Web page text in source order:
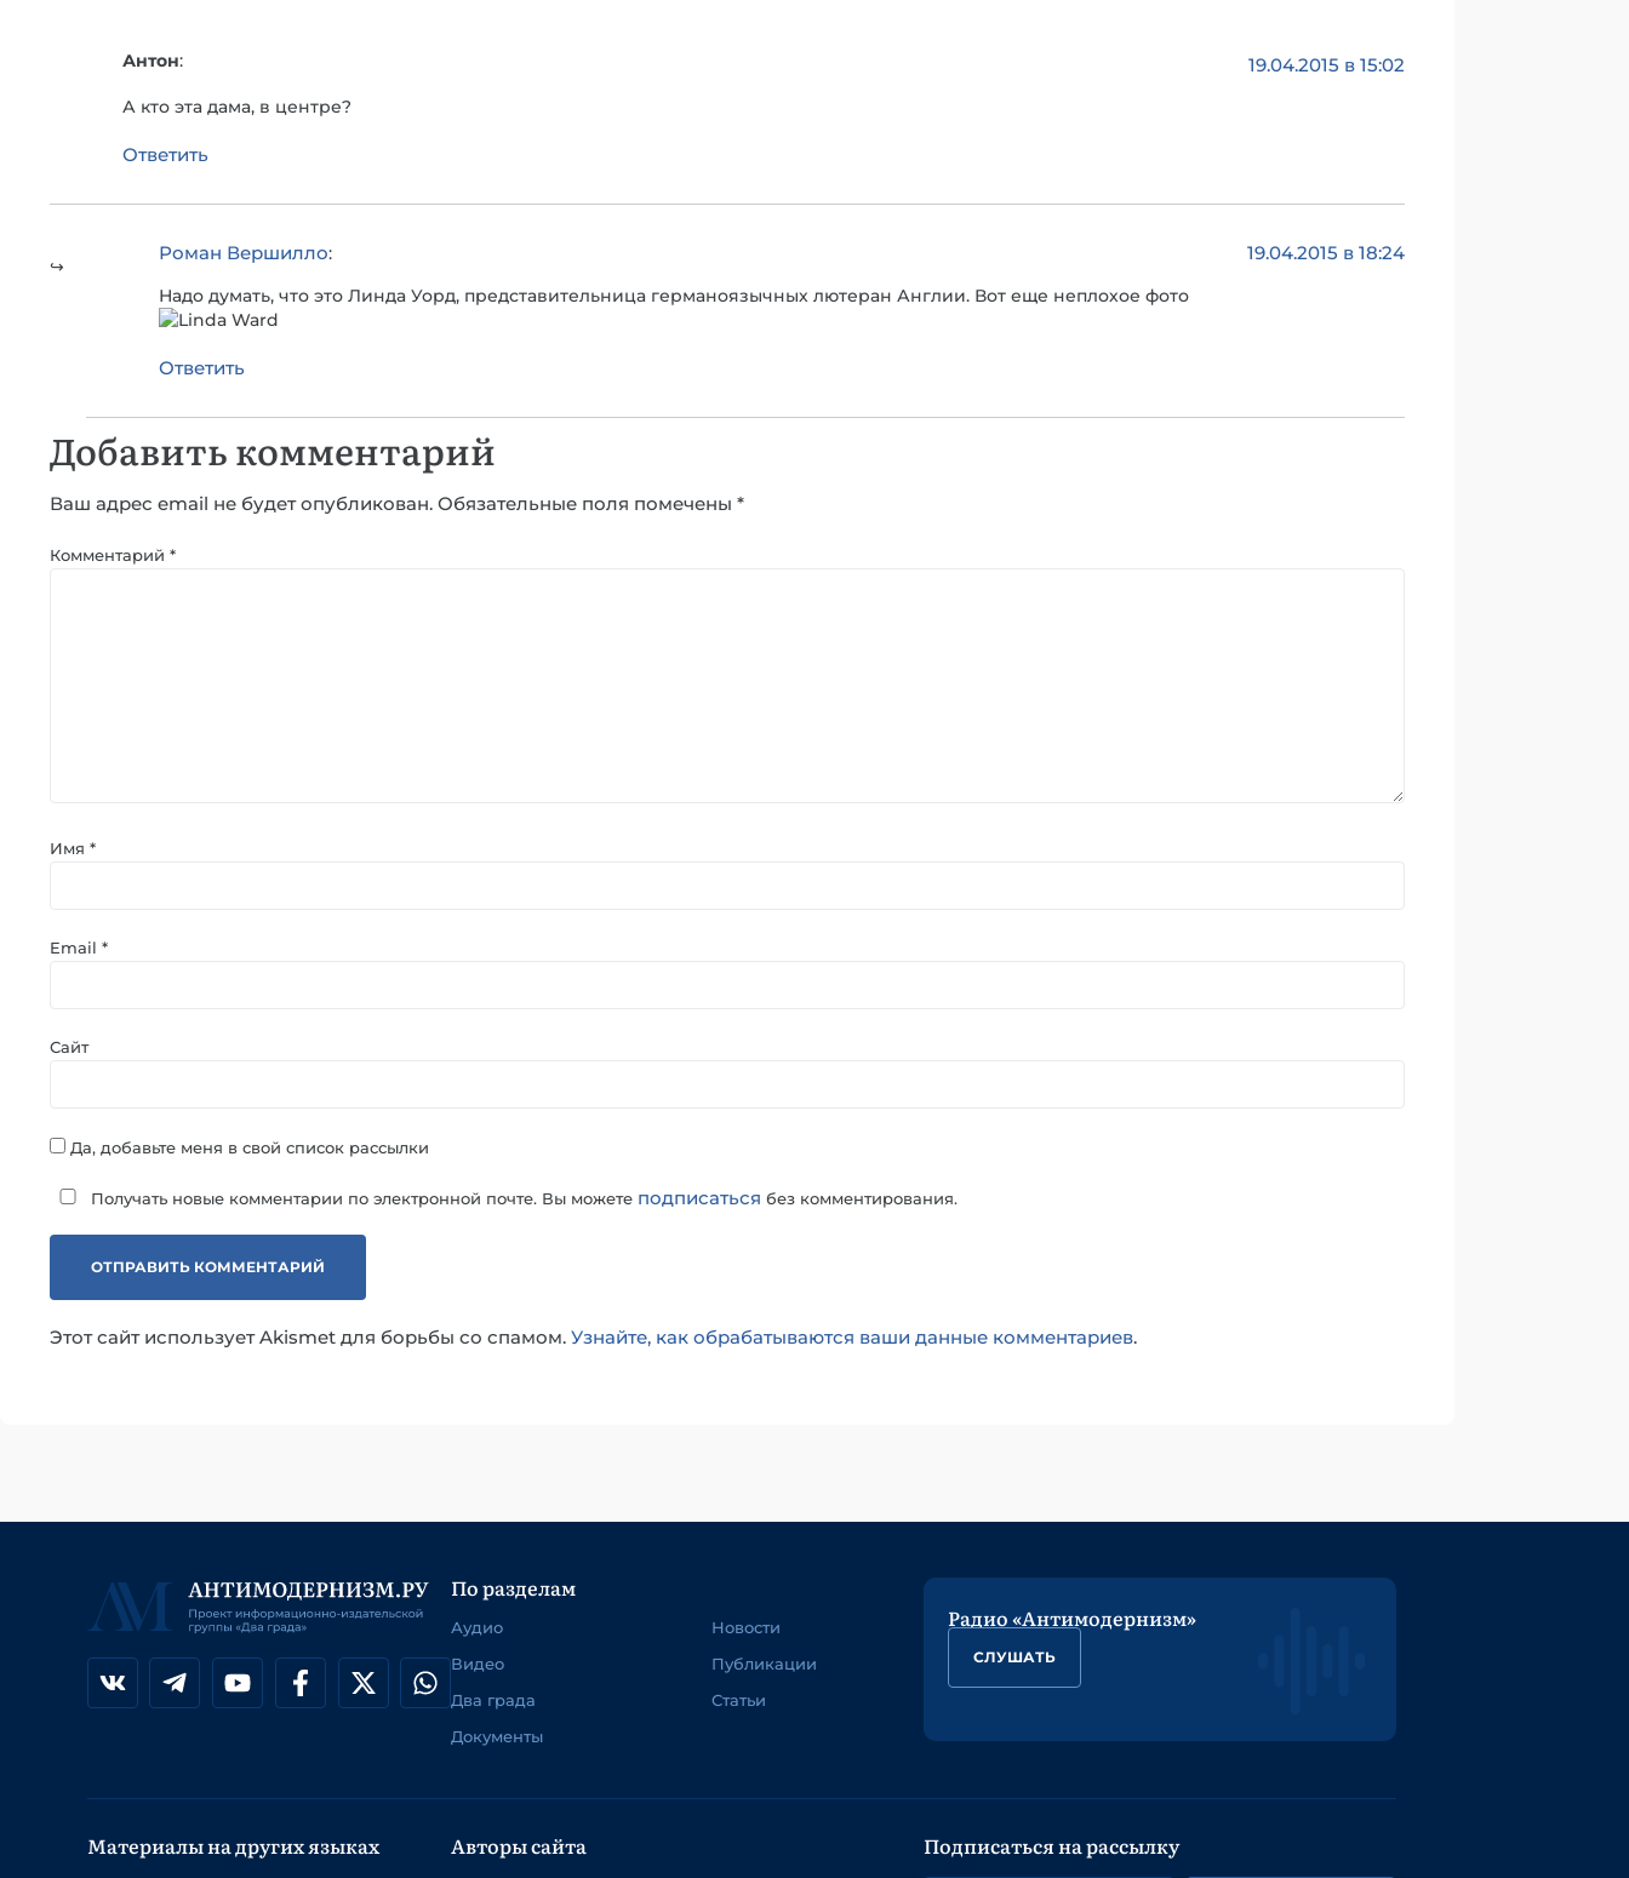
Антон: 19.04.2015 в 15:02
А кто эта дама, в центре?
Ответить
Роман Вершилло: 19.04.2015 в 18:24
Надо думать, что это Линда Уорд, представительница германоязычных лютеран Англии. Вот еще неплохое фото
Ответить
Добавить комментарий
Ваш адрес email не будет опубликован. Обязательные поля помечены *
Комментарий *
Имя *
Email *
Сайт
Да, добавьте меня в свой список рассылки
Получать новые комментарии по электронной почте. Вы можете подписаться без комментирования.
Этот сайт использует Akismet для борьбы со спамом. Узнайте, как обрабатываются ваши данные комментариев.
По разделам
Аудио
Видео
Два града
Документы
Новости
Публикации
Статьи
Радио «Антимодернизм»
СЛУШАТЬ
Материалы на других языках Авторы сайта Подписаться на рассылку